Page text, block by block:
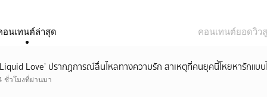
อนเทนต์ล่าสุด คอนเทนต์ยอดวิว
Love’ ปรากฏการณ์ลื่นไหลทางความรัก สาเหตุที่คนยุคนี้โหยหารักแบ
ชั่วโมงที่ผ่านมา